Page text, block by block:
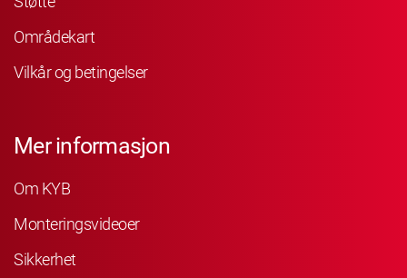
Områdekart
Vilkår og betingelser
Mer informasjon
Om KYB
Monteringsvideoer
Sikkerhet